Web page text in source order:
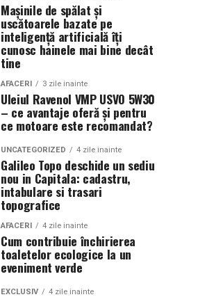
Mașinile de spălat și
uscătoarele bazate pe
inteligență artificială îți
cunosc hainele mai bine decât
tine
AFACERI 3 zile inainte
Uleiul Ravenol VMP USVO 5W30
– ce avantaje oferă și pentru
ce motoare este recomandat?
UNCATEGORIZED 4 zile inainte
Galileo Topo deschide un sediu
nou in Capitala: cadastru,
intabulare si trasari
topografice
AFACERI 4 zile inainte
Cum contribuie închirierea
toaletelor ecologice la un
eveniment verde
EXCLUSIV 4 zile inainte